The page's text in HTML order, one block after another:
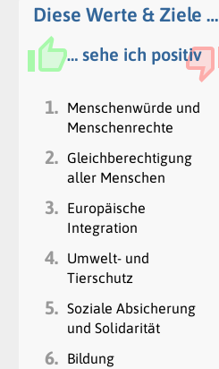
Diese Werte & Ziele …
… sehe ich positiv
1.
Menschenwürde und
Menschenrechte
2.
Gleichberechtigung
aller Menschen
3.
Europäische
Integration
4.
Umwelt- und
Tierschutz
5. Soziale Absicherung
und Solidarität
6. Bildung